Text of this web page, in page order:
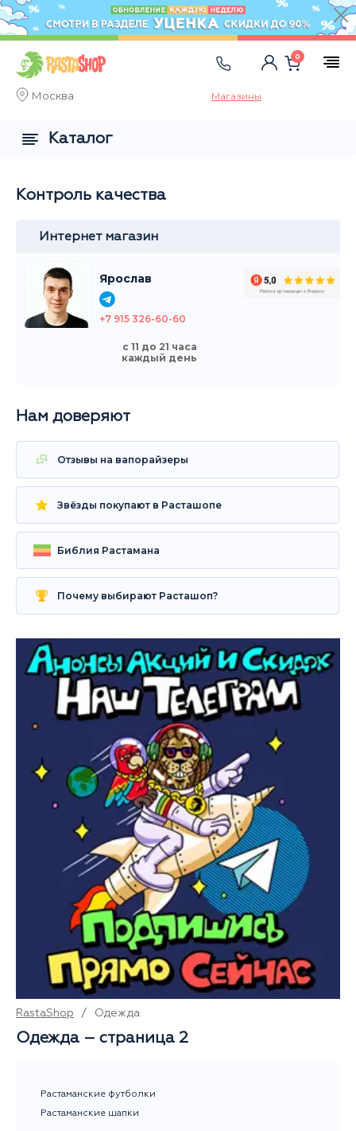
Москва Магазины
0
Контроль качества
Интернет магазин
Ярослав
+7 915 326-60-60
с 11 до 21 часа
каждый день
Нам доверяют
Отзывы на вапорайзеры
Звёзды покупают в Расташопе
Библия Растамана
Почему выбирают Расташоп?
Каталог
RastaShop / Одежда
Одежда – страница 2
Растаманские футболки
Растаманские шапки